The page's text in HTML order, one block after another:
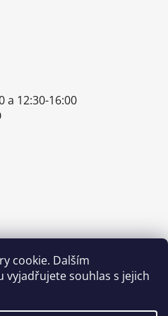
cookie. Dalším
souhlas s jejich
a 12:30-16:00
s.r.o.